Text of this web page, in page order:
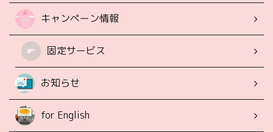
キャンペーン情報
固定サービス
お知らせ
for English